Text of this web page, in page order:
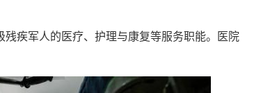
疾军人的医疗、护理与康复等服务职能。医院